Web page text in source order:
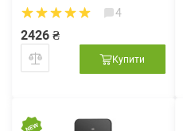
4
2426 ₴
Купити